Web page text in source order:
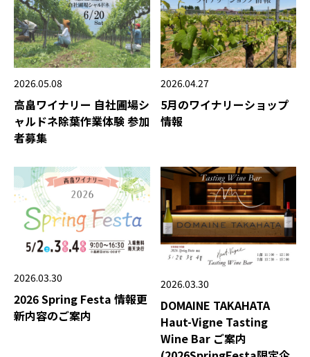
2026.05.08
高畠ワイナリー 自社圃場シ
ャルドネ除葉作業体験 参加
者募集
2026.04.27
5月のワイナリーショップ
情報
2026.03.30
2026 Spring Festa 情報更
新内容のご案内
2026.03.30
DOMAINE TAKAHATA
Haut-Vigne Tasting
Wine Bar ご案内